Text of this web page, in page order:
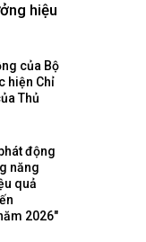
hiệu
của Bộ
hiện Chỉ
Thủ
động
năng
quả
2026"